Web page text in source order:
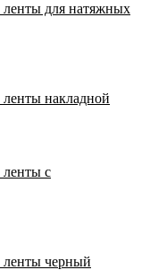
для натяжных
накладной
с
ленты черный